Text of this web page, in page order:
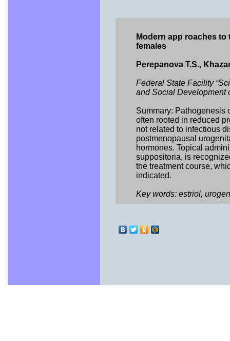
Modern app roaches
females
Perepanova T.S.,
Federal State Facility
and Social Development
Summary: Pathogenesis
often rooted in reduced
not related to infectious
postmenopausal
hormones. Topical
suppositoria, is
the treatment course,
indicated.
Key words: estriol,